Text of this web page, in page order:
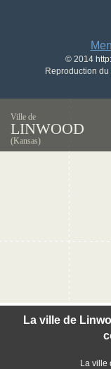
© 2014
Reproduction
Ville de
LINWOOD
(Kansas)
La ville de
La ville